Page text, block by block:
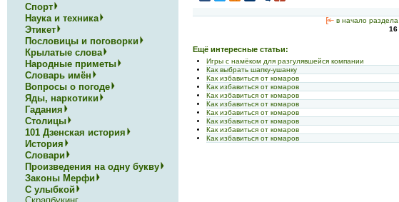
[<— в начало раздела
16
Ещё интересные статьи:
Игры с намёком для разгулявшейся компании
Как выбрать шапку-ушанку
Как избавиться от комаров
Как избавиться от комаров
Как избавиться от комаров
Как избавиться от комаров
Как избавиться от комаров
Как избавиться от комаров
Как избавиться от комаров
Как избавиться от комаров
Спорт
Наука и техника
Этикет
Пословицы и поговорки
Крылатые слова
Народные приметы
Словарь имён
Вопросы о погоде
Яды, наркотики
Гадания
Столицы
101 Дзенская история
История
Словари
Произведения на одну букву
Законы Мерфи
С улыбкой